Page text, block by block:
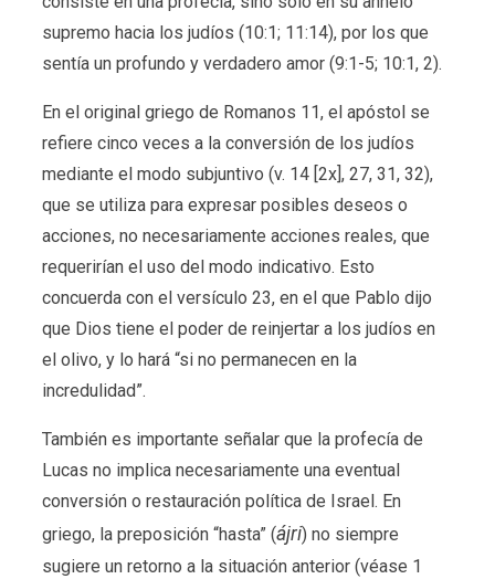
supremo hacia los judíos (10:1; 11:14), por los que
sentía un profundo y verdadero amor (9:1-5; 10:1, 2).
En el original griego de Romanos 11, el apóstol se
refiere cinco veces a la conversión de los judíos
mediante el modo subjuntivo (v. 14 [2x], 27, 31, 32),
que se utiliza para expresar posibles deseos o
acciones, no necesariamente acciones reales, que
requerirían el uso del modo indicativo. Esto
concuerda con el versículo 23, en el que Pablo dijo
que Dios tiene el poder de reinjertar a los judíos en
el olivo, y lo hará “si no permanecen en la
incredulidad”.
También es importante señalar que la profecía de
Lucas no implica necesariamente una eventual
conversión o restauración política de Israel. En
griego, la preposición “hasta” (ájri) no siempre
sugiere un retorno a la situación anterior (véase 1